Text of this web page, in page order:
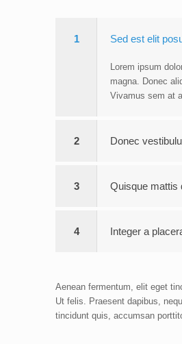
1 Sed est elit
Lorem ipsum
magna. Donec
Vivamus sem at
2 Donec
3 Quisque mattis
4 Integer a
Aenean fermentum, elit eget
Ut felis. Praesent dapibus,
tincidunt quis, accumsan